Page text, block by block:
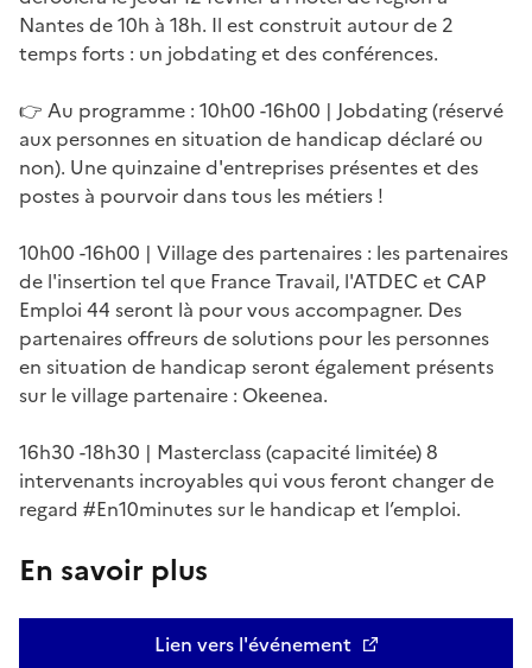
Nantes de 10h à 18h. Il est construit autour de 2
temps forts : un jobdating et des conférences.
👉 Au programme : 10h00 -16h00 | Jobdating (réservé
aux personnes en situation de handicap déclaré ou
non). Une quinzaine d'entreprises présentes et des
postes à pourvoir dans tous les métiers !
10h00 -16h00 | Village des partenaires : les partenaires
de l'insertion tel que France Travail, l'ATDEC et CAP
Emploi 44 seront là pour vous accompagner. Des
partenaires offreurs de solutions pour les personnes
en situation de handicap seront également présents
sur le village partenaire : Okeenea.
16h30 -18h30 | Masterclass (capacité limitée) 8
intervenants incroyables qui vous feront changer de
regard #En10minutes sur le handicap et l’emploi.
En savoir plus
Lien vers l'événement